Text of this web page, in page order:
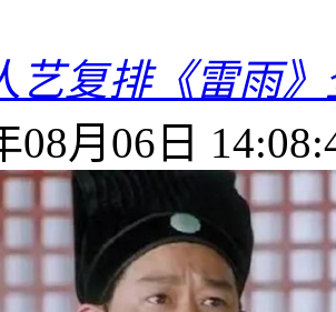
艺复排《雷雨》
08月06日